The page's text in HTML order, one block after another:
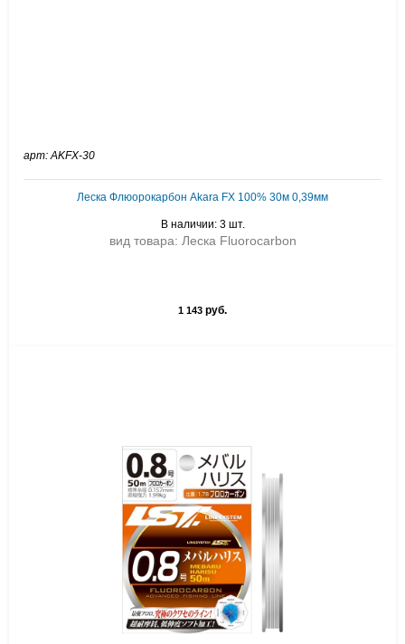
арт: AKFX-30
Леска Флюорокарбон Akara FX 100% 30м 0,39мм
В наличии: 3 шт.
вид товара: Леска Fluorocarbon
1 143 руб.